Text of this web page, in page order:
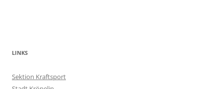
LINKS
Sektion Kraftsport